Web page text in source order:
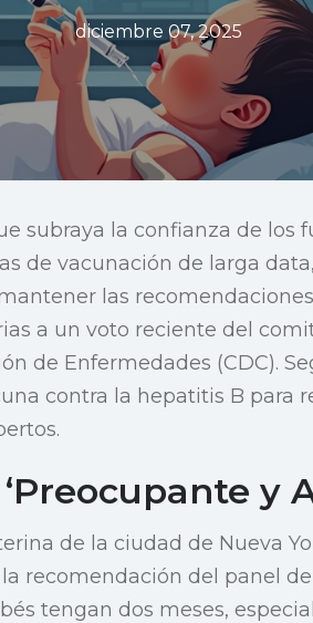
diciembre 07, 2025
subraya la confianza de los
de vacunación de larga
las
a un voto reciente del
de Enfermedades (CDC).
contra la hepatitis B para
y
de la ciudad de Nueva
recomendación del panel
tengan dos meses,